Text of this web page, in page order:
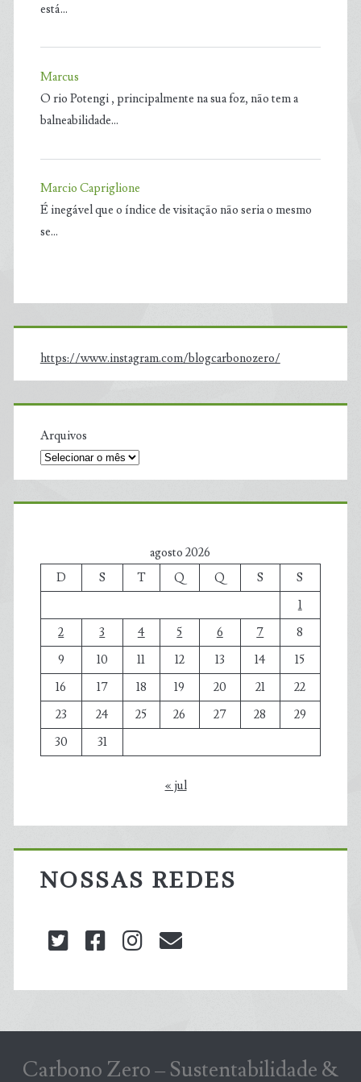
está…
Marcus
O rio Potengi , principalmente na sua foz, não tem a
balneabilidade…
Marcio Capriglione
É inegável que o índice de visitação não seria o mesmo
se…
https://www.instagram.com/blogcarbonozero/
Arquivos
agosto 2026
D
S T Q Q S
S
1
2
3 4 5 6 7
8
9
10 11 12 13 14
15
16
17 18 19 20 21
22
23
24 25 26 27 28
29
30
31
« jul
NOSSAS REDES
twitterfacebookinstagram
Carbono Zero – Sustentabilidade &